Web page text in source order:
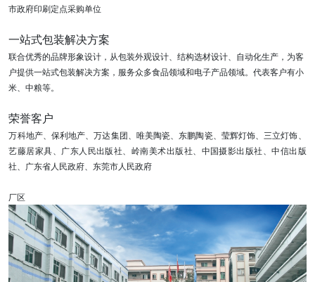
市政府印刷定点采购单位
一站式包装解决方案
联合优秀的品牌形象设计，从包装外观设计、结构选材设计、自动化生产，为客
户提供一站式包装解决方案，服务众多食品领域和电子产品领域。代表客户有小
米、中粮等。
荣誉客户
万科地产、保利地产、万达集团、唯美陶瓷、东鹏陶瓷、莹辉灯饰、三立灯饰、
艺藤居家具、广东人民出版社、岭南美术出版社、中国摄影出版社、中信出版
社、广东省人民政府、东莞市人民政府
厂区